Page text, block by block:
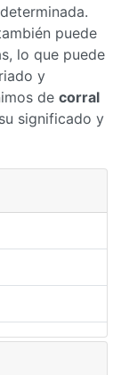
puede
lo que puede
y
de corral
significado y